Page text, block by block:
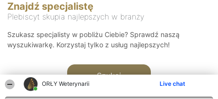
ORŁY Weterynarii Live chat
Znajdź specjalistę
Plebiscyt skupia najlepszych w branży
Szukasz specjalisty w pobliżu Ciebie? Sprawdź naszą
wyszukiwarkę. Korzystaj tylko z usług najlepszych!
Szukaj